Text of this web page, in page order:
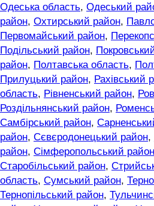
Одеська область, Одеський
район, Охтирський район,
Первомайський район,
Подільський район,
район, Полтавська область,
Прилуцький район, Рахівський
область, Рівненський район,
Роздільнянський район,
Самбірський район,
район, Сєвєродонецький район,
район, Сімферопольський район
Старобільський район,
область, Сумський район,
Тернопільський район,